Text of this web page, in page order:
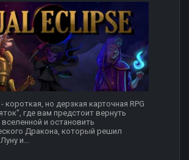
короткая, но дерзкая карточная RPG
где вам предстоит вернуть
и остановить
Дракона, который решил
и...